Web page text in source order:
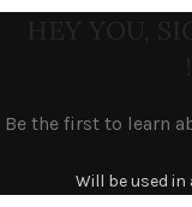
Be the first to learn
Will be used